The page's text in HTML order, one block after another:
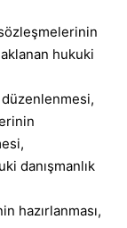
hukuki
danışmanlık
hazırlanması,